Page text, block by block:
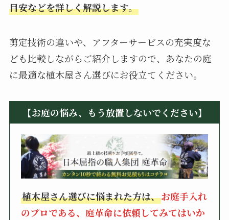
目安などを詳しく解説します。
剪定技術の違いや、アフターサービスの充実度な
ども比較しながらご紹介しますので、あなたの庭
に最適な植木屋さん選びにお役立てください。
【お庭の悩み、もう放置しないでください】
植木屋さん選びに悩まれた方は、お庭手入れ
のプロである、庭革命に依頼してみてはいか